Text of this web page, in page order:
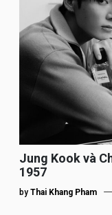
Jung Kook và
1957
by Thai Khang Pham